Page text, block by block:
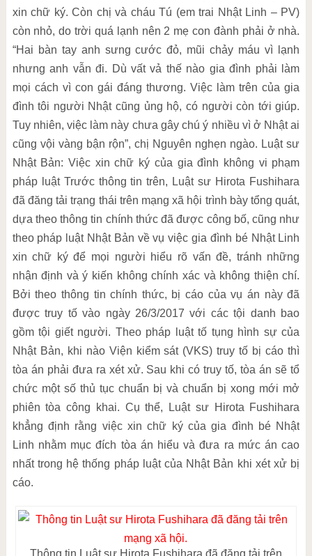
xin chữ ký. Còn chị và cháu Tú (em trai Nhật Linh – PV)
còn nhỏ, do trời quá lạnh nên 2 mẹ con đành phải ở nhà.
“Hai bàn tay anh sưng cước đỏ, mũi chảy máu vì lạnh
nhưng anh vẫn đi. Dù vất vả thế nào gia đình phải làm
mọi cách vì con gái đáng thương. Việc làm trên của gia
đình tôi người Nhật cũng ủng hộ, có người còn tới giúp.
Tuy nhiên, việc làm này chưa gây chú ý nhiều vì ở Nhật ai
cũng vội vàng bận rộn”, chị Nguyên nghẹn ngào. Luật sư
Nhật Bản: Việc xin chữ ký của gia đình không vi phạm
pháp luật Trước thông tin trên, Luật sư Hirota Fushihara
đã đăng tải trạng thái trên mạng xã hội trình bày tổng quát,
dựa theo thông tin chính thức đã được công bố, cũng như
theo pháp luật Nhật Bản về vụ việc gia đình bé Nhật Linh
xin chữ ký để mọi người hiểu rõ vấn đề, tránh những
nhận định và ý kiến không chính xác và không thiện chí.
Bởi theo thông tin chính thức, bị cáo của vụ án này đã
được truy tố vào ngày 26/3/2017 với các tội danh bao
gồm tội giết người. Theo pháp luật tố tụng hình sự của
Nhật Bản, khi nào Viện kiểm sát (VKS) truy tố bị cáo thì
tòa án phải đưa ra xét xử. Sau khi có truy tố, tòa án sẽ tổ
chức một số thủ tục chuẩn bị và chuẩn bị xong mới mở
phiên tòa công khai. Cụ thể, Luật sư Hirota Fushihara
khẳng định rằng việc xin chữ ký của gia đình bé Nhật
Linh nhằm mục đích tòa án hiểu và đưa ra mức án cao
nhất trong hệ thống pháp luật của Nhật Bản khi xét xử bị
cáo.
Thông tin Luật sư Hirota Fushihara đã đăng tải trên